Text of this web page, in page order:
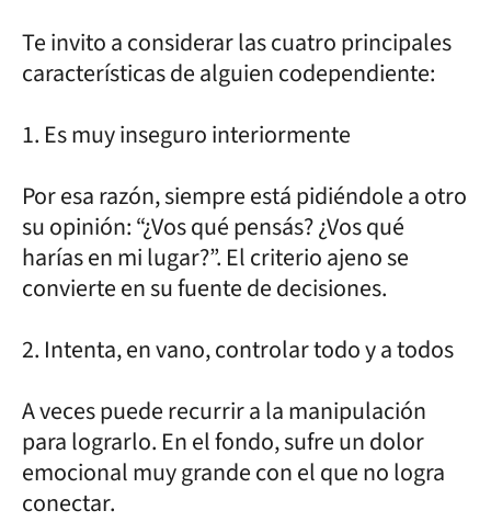
Te invito a considerar las cuatro principales
características de alguien codependiente:
1. Es muy inseguro interiormente
Por esa razón, siempre está pidiéndole a otro
su opinión: “¿Vos qué pensás? ¿Vos qué
harías en mi lugar?”. El criterio ajeno se
convierte en su fuente de decisiones.
2. Intenta, en vano, controlar todo y a todos
A veces puede recurrir a la manipulación
para lograrlo. En el fondo, sufre un dolor
emocional muy grande con el que no logra
conectar.